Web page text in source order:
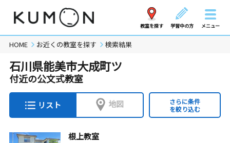
教室を探す 学習中の方 メニュー
HOME お近くの教室を探す 検索結果
石川県能美市大成町ツ
付近の公文式教室
リスト 地図
さらに条件
を絞り込む
根上教室